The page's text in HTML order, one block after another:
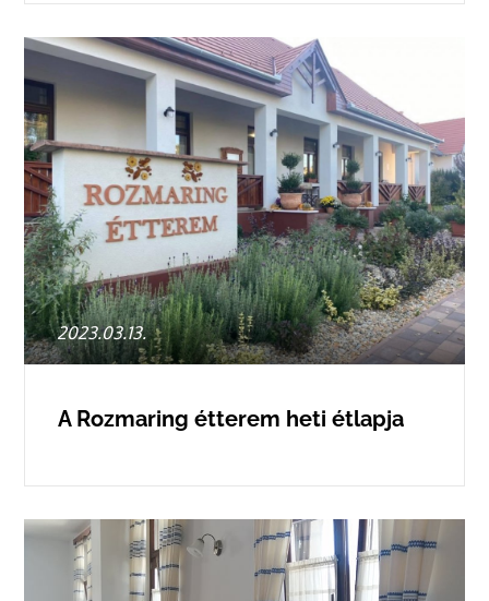
Posted
on
2023.03.13.
A Rozmaring étterem heti étlapja